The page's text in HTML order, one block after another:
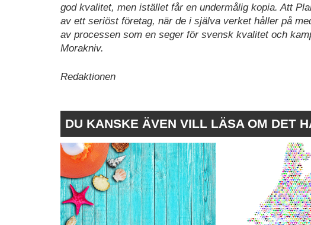
god kvalitet, men istället får en undermålig kopia. Att
av ett seriöst företag, när de i själva verket håller på
av processen som en seger för svensk kvalitet och
Morakniv.
Redaktionen
DU KANSKE ÄVEN VILL LÄSA OM DET